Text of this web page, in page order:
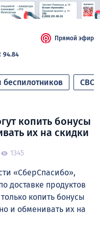
94.84
Прямой эфир
беспилотников СВО
копить бонусы
их на скидки
1345
«СберСпасибо»,
доставке продуктов
копить бонусы
и обменивать их на